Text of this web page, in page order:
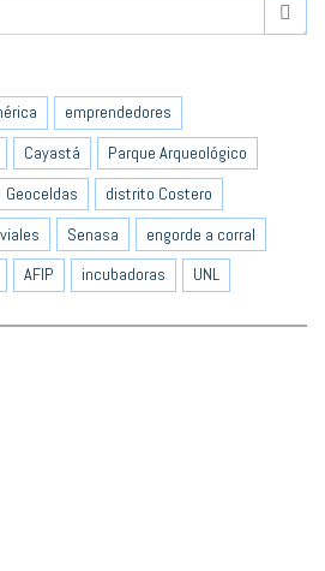
emprendedores
Cayastá
Parque Arqueológico
Geoceldas
distrito Costero
Senasa
engorde a corral
AFIP incubadoras UNL